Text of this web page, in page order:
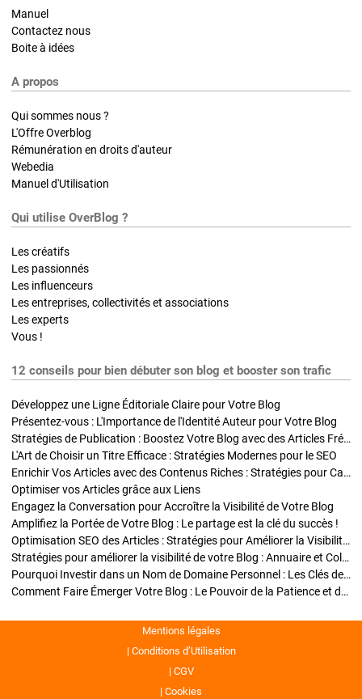
Manuel
Contactez nous
Boite à idées
A propos
Qui sommes nous ?
L'Offre Overblog
Rémunération en droits d'auteur
Webedia
Manuel d'Utilisation
Qui utilise OverBlog ?
Les créatifs
Les passionnés
Les influenceurs
Les entreprises, collectivités et associations
Les experts
Vous !
12 conseils pour bien débuter son blog et booster son trafic
Développez une Ligne Éditoriale Claire pour Votre Blog
Présentez-vous : L'Importance de l'Identité Auteur pour Votre Blog
Stratégies de Publication : Boostez Votre Blog avec des Articles Fréquents et Exclusifs
L'Art de Choisir un Titre Efficace : Stratégies Modernes pour le SEO
Enrichir Vos Articles avec des Contenus Riches : Stratégies pour Captiver et Optimiser
Optimiser vos Articles grâce aux Liens
Engagez la Conversation pour Accroître la Visibilité de Votre Blog
Amplifiez la Portée de Votre Blog : Le partage est la clé du succès !
Optimisation SEO des Articles : Stratégies pour Améliorer la Visibilité de Votre Blog
Stratégies pour améliorer la visibilité de votre Blog : Annuaire et Collaborations
Pourquoi Investir dans un Nom de Domaine Personnel : Les Clés de la Réussite de Votre Blog
Comment Faire Émerger Votre Blog : Le Pouvoir de la Patience et de la Persévérance
Mentions légales
Conditions d’Utilisation
CGV
Cookies